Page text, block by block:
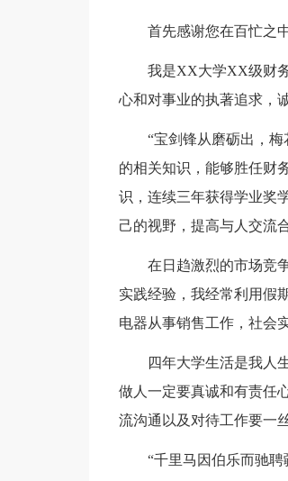
首先感谢您在百忙之中
我是XX大学XX级财务
心和对事业的执著追求，
“宝剑锋从磨砺出，梅
的相关知识，能够胜任财
识，连续三年获得学业奖
己的视野，提高与人交流
在日趋激烈的市场竞争
实践经验，我经常利用假
电器从事销售工作，社会
四年大学生活是我人生
做人一定要真诚和有责任
流沟通以及对待工作要一
“千里马因伯乐而驰聘